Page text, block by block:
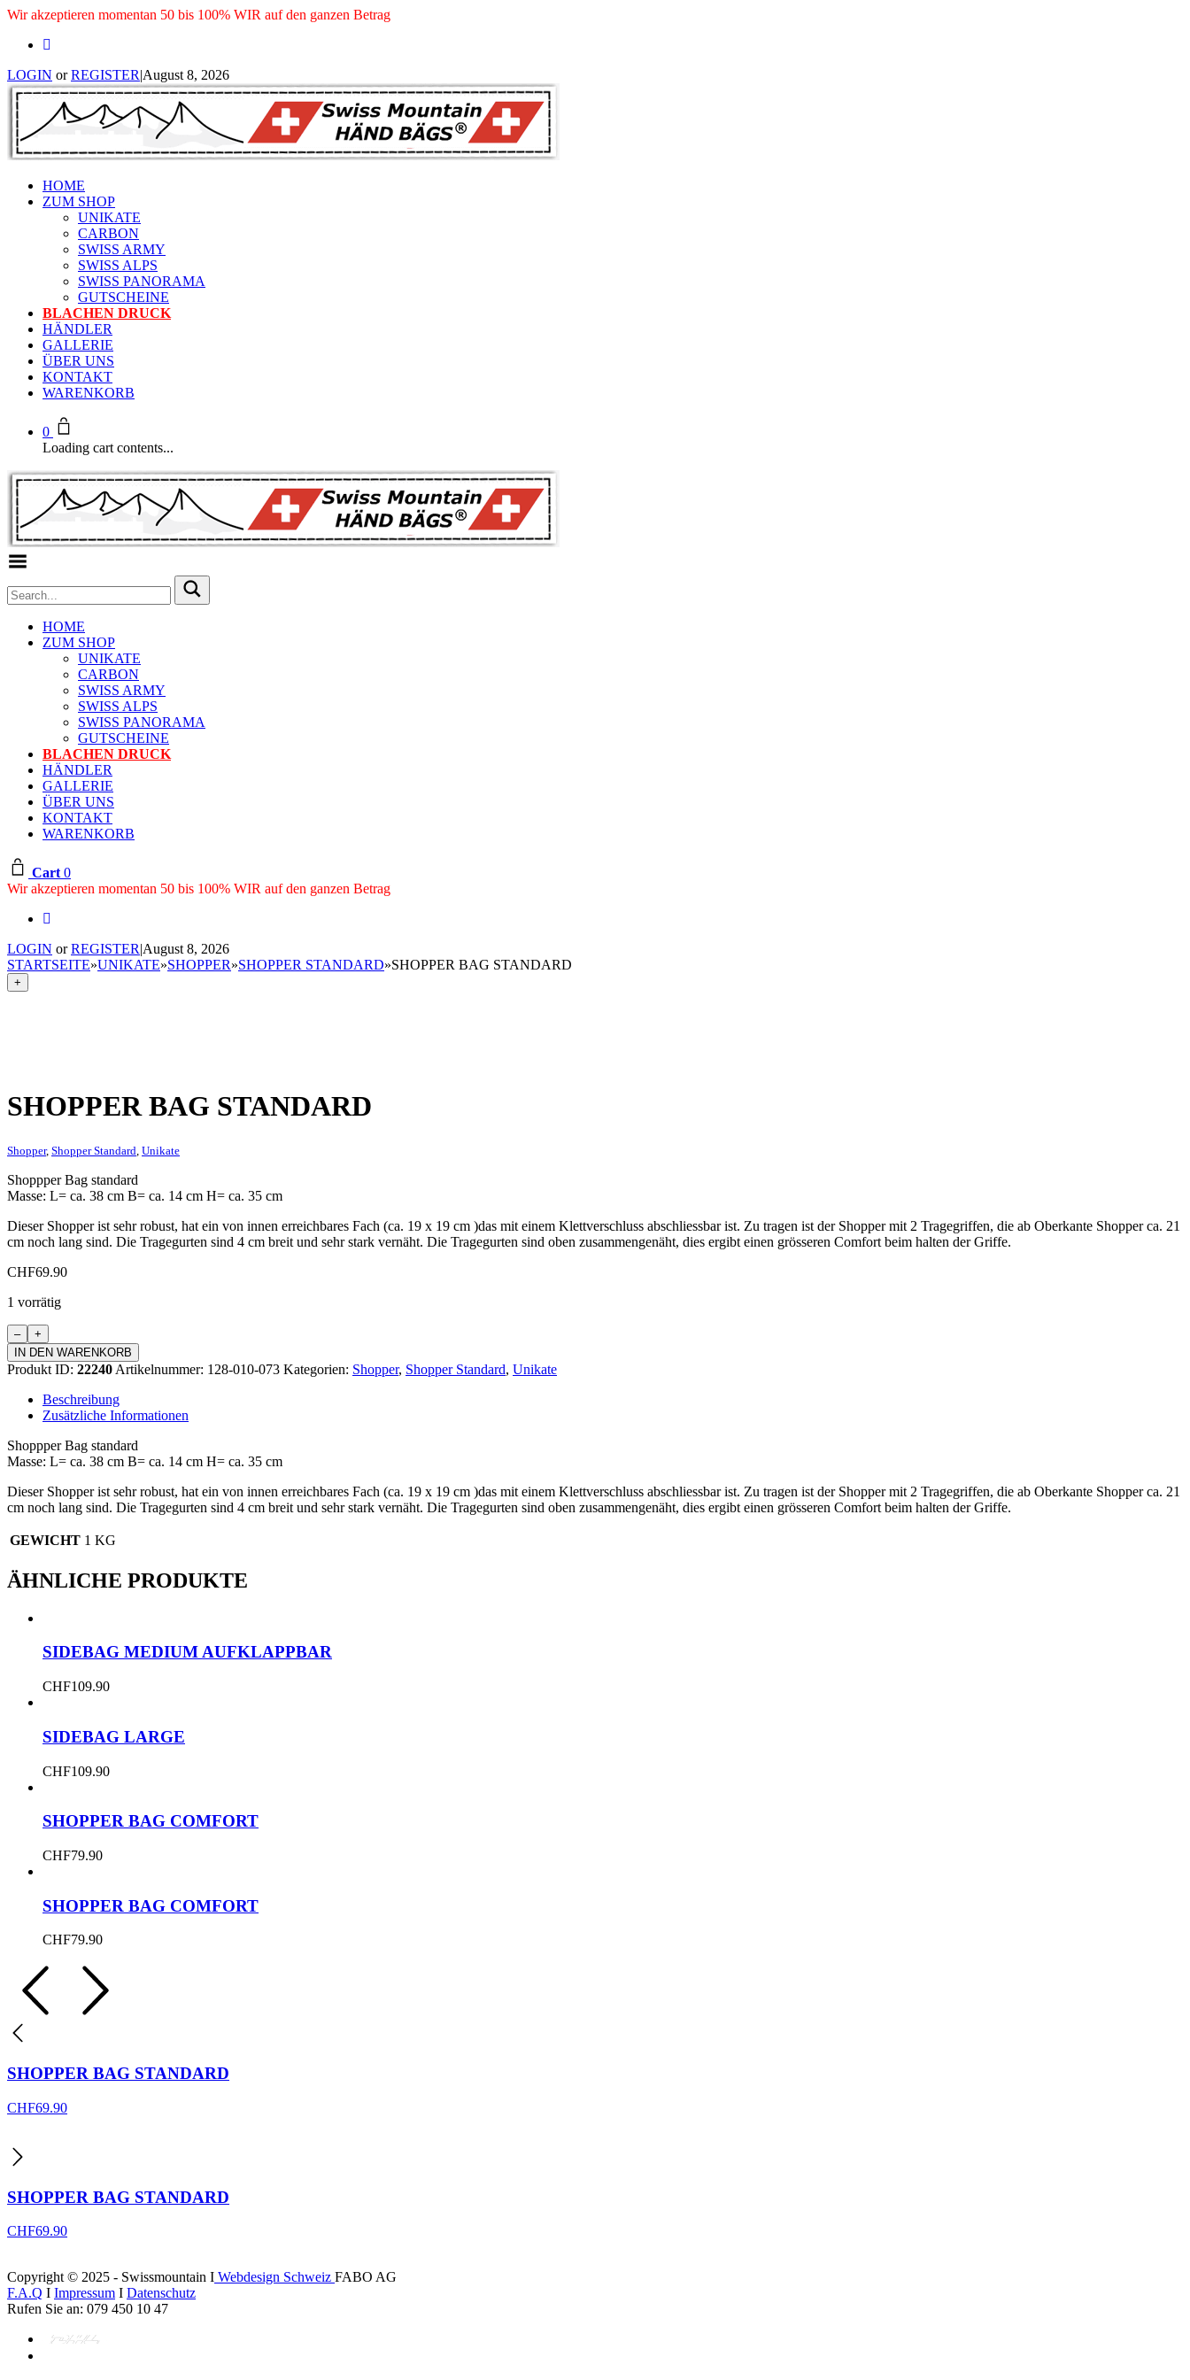
Wir akzeptieren momentan 50 bis 100% WIR auf den ganzen Betrag
LOGIN orREGISTER|August 8, 2026
HOME
ZUM SHOP
UNIKATE
CARBON
SWISS ARMY
SWISS ALPS
SWISS PANORAMA
GUTSCHEINE
BLACHEN DRUCK
HÄNDLER
GALLERIE
ÜBER UNS
KONTAKT
WARENKORB
0
Loading cart contents...
HOME
ZUM SHOP
UNIKATE
CARBON
SWISS ARMY
SWISS ALPS
SWISS PANORAMA
GUTSCHEINE
BLACHEN DRUCK
HÄNDLER
GALLERIE
ÜBER UNS
KONTAKT
WARENKORB
Cart 0
Wir akzeptieren momentan 50 bis 100% WIR auf den ganzen Betrag
LOGIN orREGISTER|August 8, 2026
STARTSEITE»UNIKATE»SHOPPER»SHOPPER STANDARD»SHOPPER BAG STANDARD
+
SHOPPER BAG STANDARD
Shopper, Shopper Standard Unikate
Shoppper Bag standard
Masse: L= ca. 38 cm B= ca. 14 cm H= ca. 35 cm
Dieser Shopper ist sehr robust, hat ein von innen erreichbares Fach (ca. 19 x 19 cm )das mit einem Klettverschluss abschliessbar ist. Zu tragen ist der Shopper mit 2 Tragegriffen, die ab Oberkante Shopper ca. 21
cm noch lang sind. Die Tragegurten sind 4 cm breit und sehr stark vernäht. Die Tragegurten sind oben zusammengenäht, dies ergibt einen grösseren Comfort beim halten der Griffe.
CHF69.90
1 vorrätig
Shopper
Bag
standard
Menge
IN DEN WARENKORB
Produkt ID: 22240 Artikelnummer: 128-010-073 Kategorien: Shopper, Shopper Standard, Unikate
Beschreibung
Zusätzliche Informationen
Shoppper Bag standard
Masse: L= ca. 38 cm B= ca. 14 cm H= ca. 35 cm
Dieser Shopper ist sehr robust, hat ein von innen erreichbares Fach (ca. 19 x 19 cm )das mit einem Klettverschluss abschliessbar ist. Zu tragen ist der Shopper mit 2 Tragegriffen, die ab Oberkante Shopper ca. 21
cm noch lang sind. Die Tragegurten sind 4 cm breit und sehr stark vernäht. Die Tragegurten sind oben zusammengenäht, dies ergibt einen grösseren Comfort beim halten der Griffe.
GEWICHT 1 KG
ÄHNLICHE PRODUKTE
SIDEBAG MEDIUM AUFKLAPPBAR
CHF109.90
SIDEBAG LARGE
CHF109.90
SHOPPER BAG COMFORT
CHF79.90
SHOPPER BAG COMFORT
CHF79.90
SHOPPER BAG STANDARD
CHF69.90
SHOPPER BAG STANDARD
CHF69.90
Copyright © 2025 - Swissmountain I Webdesign Schweiz FABO AG
F.A.Q I Impressum I Datenschutz
Rufen Sie an: 079 450 10 47